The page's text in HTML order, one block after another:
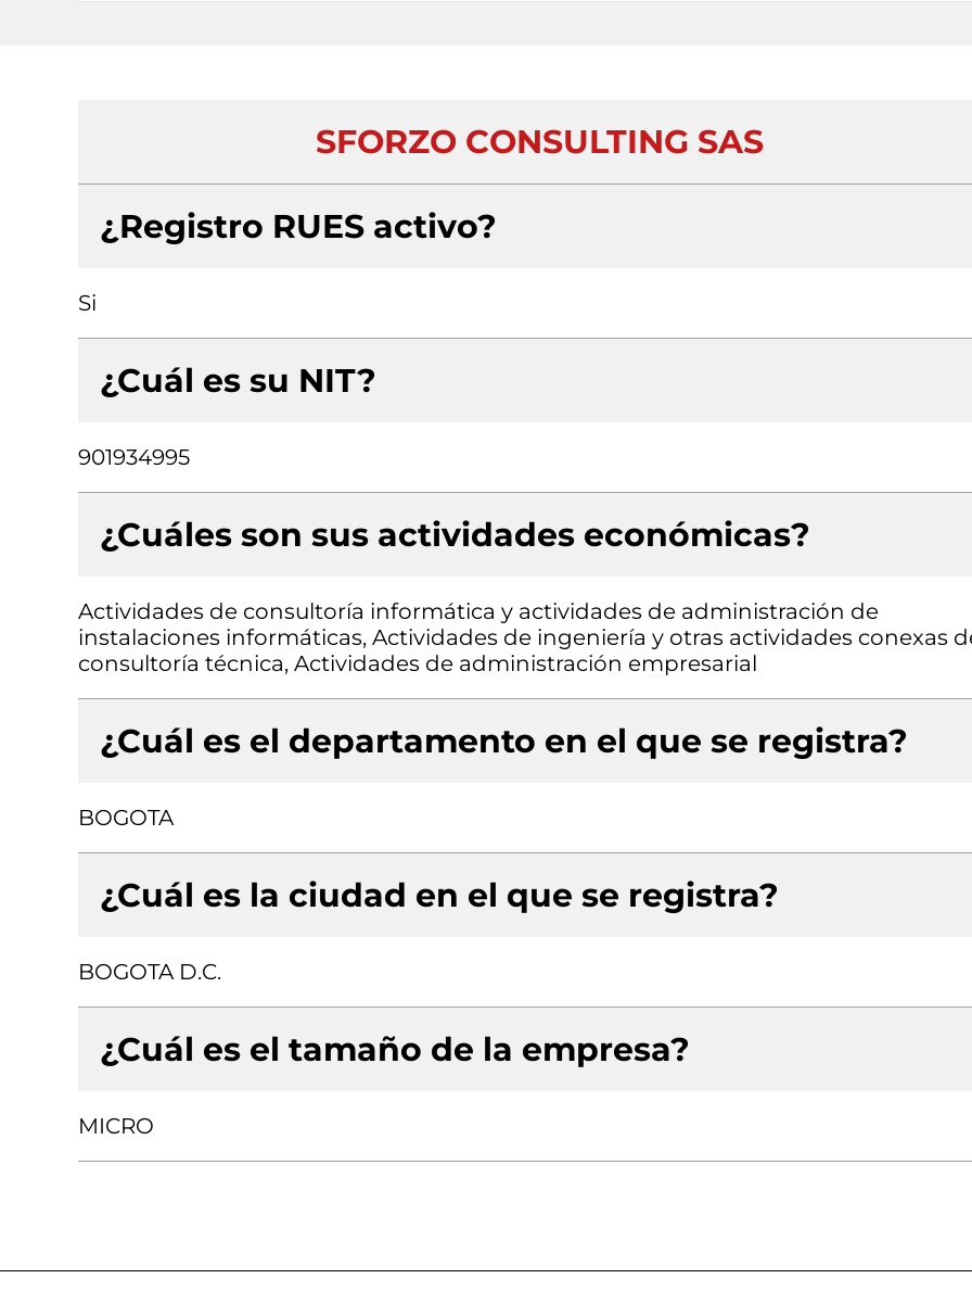
SFORZO CONSULTING SAS
¿Registro RUES activo?
Si
¿Cuál es su NIT?
901934995
¿Cuáles son sus actividades económicas?
Actividades de consultoría informática y actividades de administración de
instalaciones informáticas, Actividades de ingeniería y otras actividades conexas
consultoría técnica, Actividades de administración empresarial
¿Cuál es el departamento en el que se registra?
BOGOTA
¿Cuál es la ciudad en el que se registra?
BOGOTA D.C.
¿Cuál es el tamaño de la empresa?
MICRO